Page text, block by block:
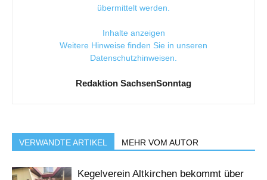
übermittelt werden.
Inhalte anzeigen
Weitere Hinweise finden Sie in unseren
Datenschutzhinweisen
Redaktion SachsenSonntag
VERWANDTE ARTIKEL MEHR VOM AUTOR
Kegelverein Altkirchen bekommt über